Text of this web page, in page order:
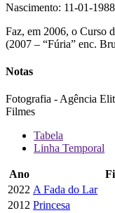
Nascimento: 11-01-1988
Faz, em 2006, o Curso
(2007 – “Fúria” enc.
Notas
Fotografia - Agência
Filmes
Tabela
Linha Temporal
Ano
2022 A Fada do Lar
2012 Princesa